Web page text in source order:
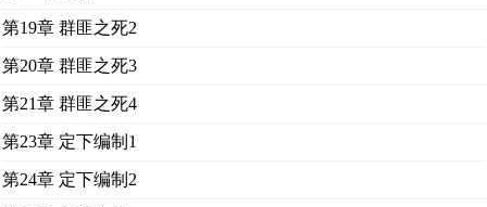
第19章 群匪之死2
第20章 群匪之死3
第21章 群匪之死4
第23章 定下编制1
第24章 定下编制2